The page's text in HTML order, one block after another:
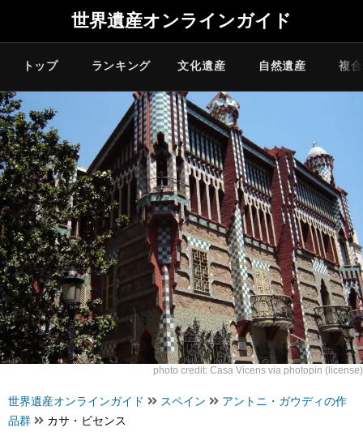
世界遺産オンラインガイド
トップ ランキング 文化遺産 自然遺産 複
photo credit: Casa Vicens via photopin (license)
世界遺産オンラインガイド スペイン
アントニ・ガウディの作
品群
カサ・ビセンス